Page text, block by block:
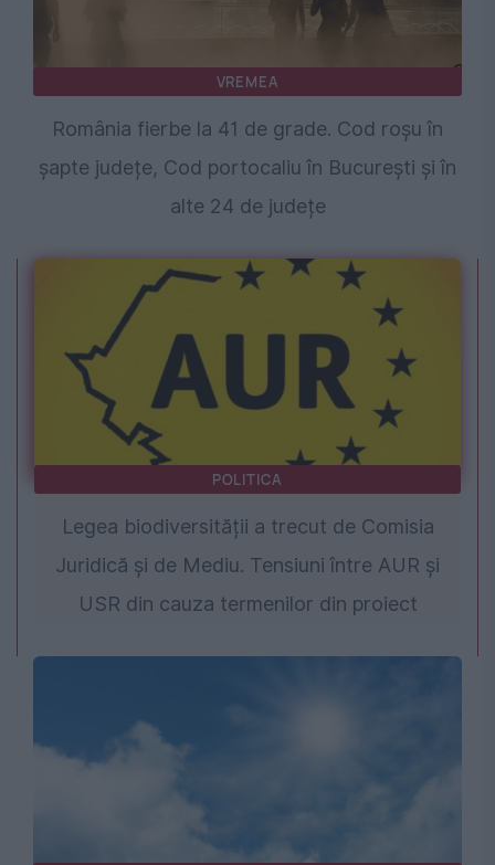
VREMEA
România fierbe la 41 de grade. Cod roșu în
șapte județe, Cod portocaliu în București și în
alte 24 de județe
POLITICA
Legea biodiversității a trecut de Comisia
Juridică și de Mediu. Tensiuni între AUR și
USR din cauza termenilor din proiect